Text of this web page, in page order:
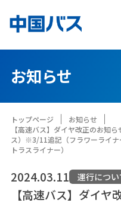
お知らせ
トップページ
お知らせ
【高速バス】ダイヤ改正のお知
ス）※3/11追記（フラワーライナ
トラスライナー）
2024.03.11 運行につ
【高速バス】ダイ